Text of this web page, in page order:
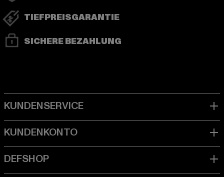
TIEFPREISGARANTIE
SICHERE BEZAHLUNG